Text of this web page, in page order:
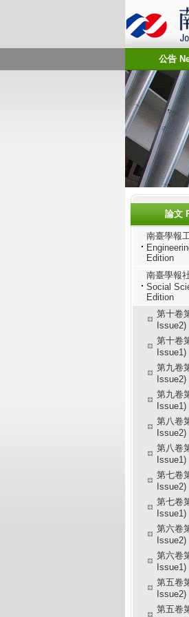
:::
公告
論文
南臺學報
Edition
南臺學報
Social
Edition
第十卷
Issue2)
第十卷
Issue1)
第九卷
Issue2)
第九卷
Issue1)
第八卷
Issue2)
第八卷
Issue1)
第七卷
Issue2)
第七卷
Issue1)
第六卷
Issue2)
第六卷
Issue1)
第五卷
Issue2)
第五卷